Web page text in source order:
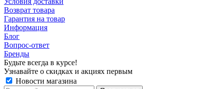
Возврат товара
Гарантия на товар
Информация
Блог
Вопрос-ответ
Бренды
Будьте всегда в курсе!
Узнавайте о скидках и акциях первым
Новости магазина